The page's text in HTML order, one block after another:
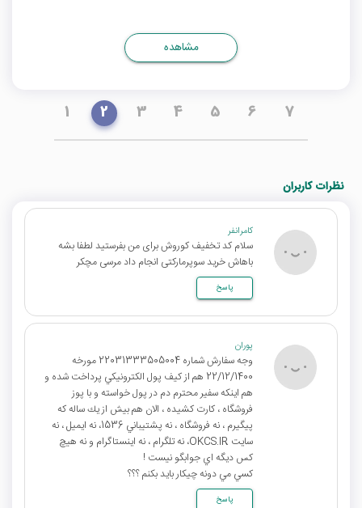
مشاهده
1 2 3 4 5 6 7
نظرات کاربران
کامرانفر
سلام کد تخفیف کوروش برای من بفرستید لطفا بشه
باهاش خرید سوپرمارکتی انجام داد مرسی مچکر
پاسخ
پوران
وجه سفارش شماره 22031333505004 مورخه
22/12/1400 هم از كيف پول الكترونيكي پرداخت شده و
هم اينكه سفير محترم دم در پول خواسته و با پوز
فروشگاه ، كارت كشيده ، الان هم بيش از يك ساله كه
پيگيرم ، نه فروشگاه ، نه پشتيباني 1536، نه ايميل ، نه
سايت OKCS.IR، نه تلگرام ، نه اينستاگرام و نه هيچ
كس ديگه اي جوابگو نيست !
كسي مي دونه چيكار بايد بكنم ؟؟؟
پاسخ